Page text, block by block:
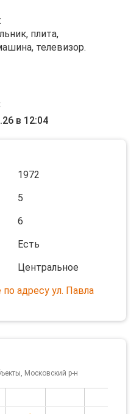
плита,
телевизор.
в 12:04
1972
5
6
Есть
Центральное
адресу ул. Павла
Московский р-н